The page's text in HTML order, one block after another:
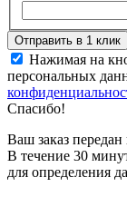
Нажимая на
персональных
Спасибо!
Ваш заказ
В течение 30
для определения